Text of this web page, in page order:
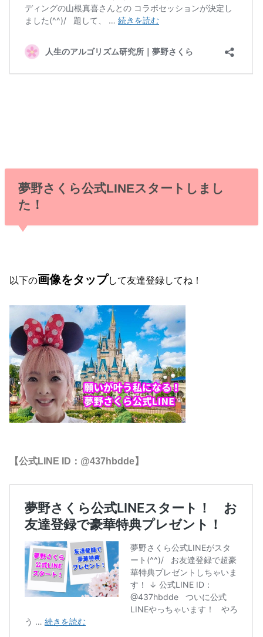
夢野さくら公式LINEスタートしまし
た！
以下の画像をタップして友達登録してね！
【公式LINE ID：@437hbdde】